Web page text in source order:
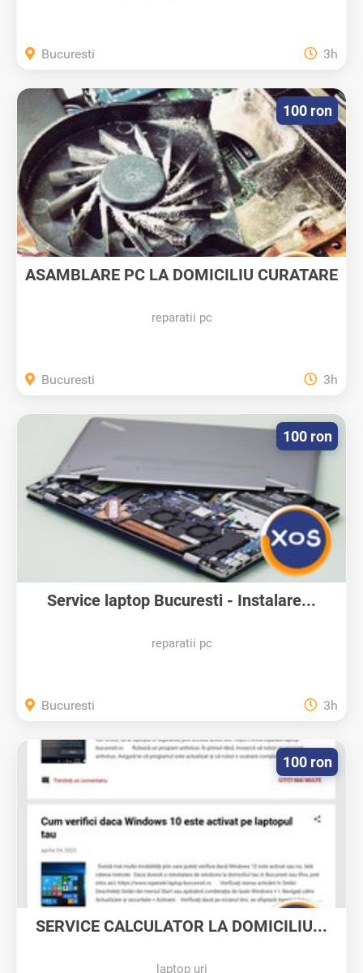
Bucuresti 3h
ASAMBLARE PC LA DOMICILIU CURATARE
reparatii pc
100 ron
Bucuresti 3h
Service laptop Bucuresti - Instalare...
reparatii pc
100 ron
Bucuresti 3h
SERVICE CALCULATOR LA DOMICILIU...
laptop uri
100 ron